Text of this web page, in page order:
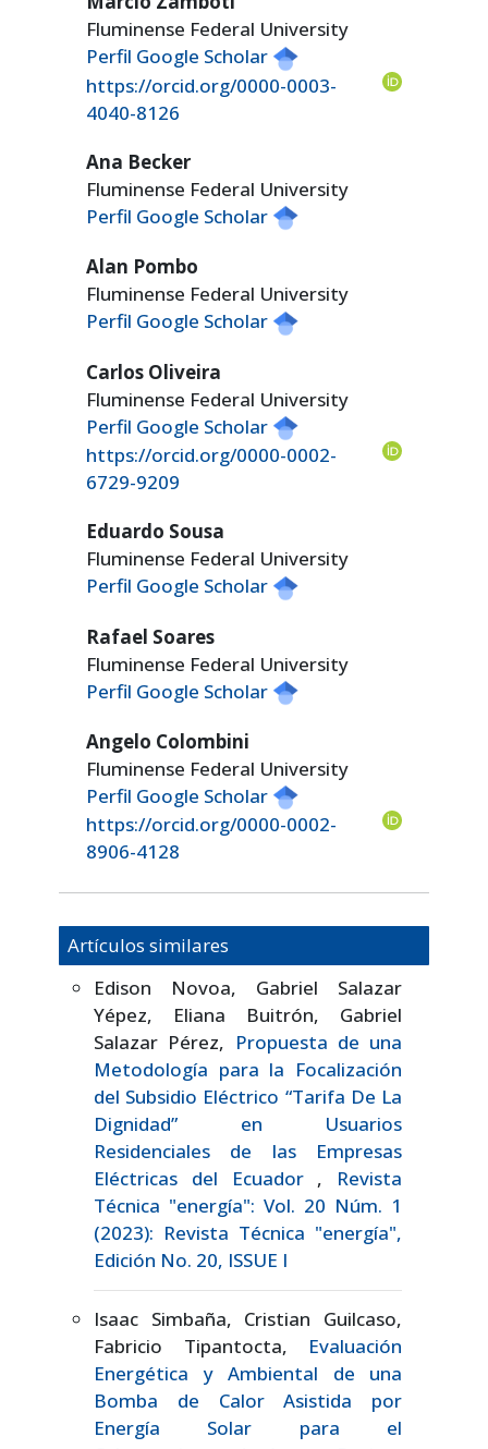
Fluminense Federal University
Perfil Google Scholar
https://orcid.org/0000-0003-
4040-8126
Ana Becker
Fluminense Federal University
Perfil Google Scholar
Alan Pombo
Fluminense Federal University
Perfil Google Scholar
Carlos Oliveira
Fluminense Federal University
Perfil Google Scholar
https://orcid.org/0000-0002-
6729-9209
Eduardo Sousa
Fluminense Federal University
Perfil Google Scholar
Rafael Soares
Fluminense Federal University
Perfil Google Scholar
Angelo Colombini
Fluminense Federal University
Perfil Google Scholar
https://orcid.org/0000-0002-
8906-4128
Artículos similares
Edison Novoa, Gabriel Salazar
Yépez, Eliana Buitrón, Gabriel
Salazar Pérez, Propuesta de una
Metodología para la Focalización
del Subsidio Eléctrico “Tarifa De La
Dignidad” en Usuarios
Residenciales de las Empresas
Eléctricas del Ecuador , Revista
Técnica "energía": Vol. 20 Núm. 1
(2023): Revista Técnica "energía",
Edición No. 20, ISSUE I
Isaac Simbaña, Cristian Guilcaso,
Fabricio Tipantocta, Evaluación
Energética y Ambiental de una
Bomba de Calor Asistida por
Energía Solar para el